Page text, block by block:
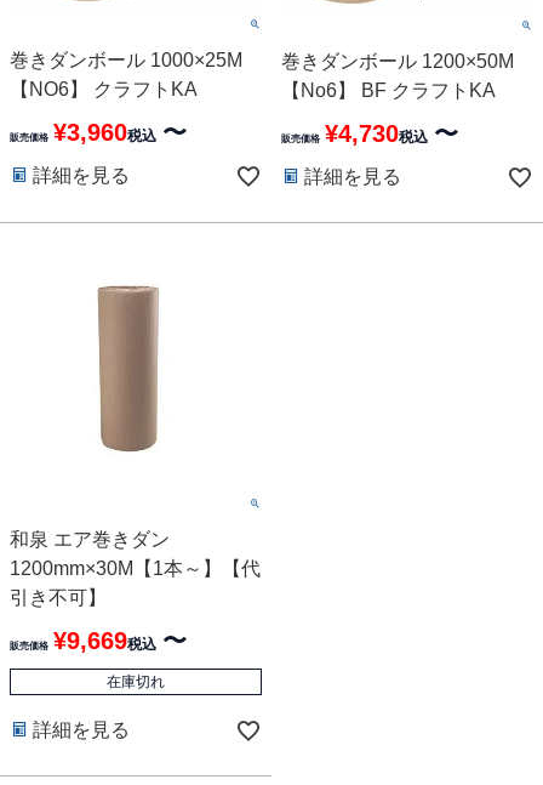
巻きダンボール 1000×25M
【NO6】 クラフトKA
販売価格 ¥3,960税込 〜
詳細を見る
巻きダンボール 1200×50M
【No6】 BF クラフトKA
販売価格 ¥4,730税込 〜
詳細を見る
和泉 エア巻きダン
1200mm×30M【1本～】【代
引き不可】
販売価格 ¥9,669税込 〜
在庫切れ
詳細を見る